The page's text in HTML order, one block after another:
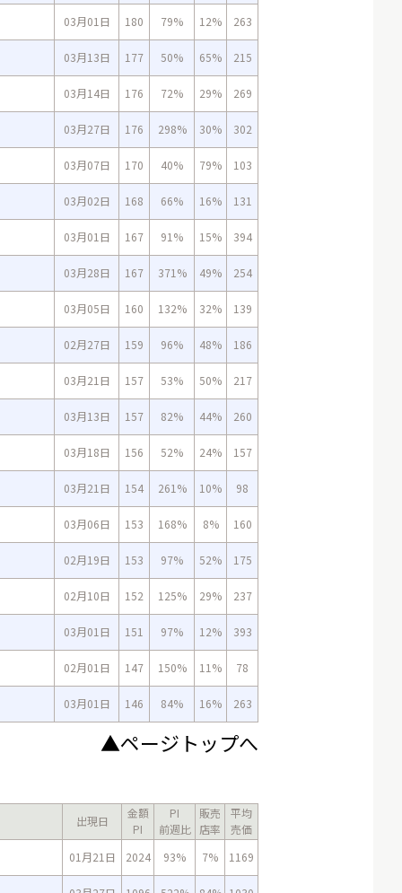
03月01日 180 79% 12% 263
03月13日 177 50% 65% 215
03月14日 176 72% 29% 269
03月27日 176 298% 30% 302
03月07日 170 40% 79% 103
03月02日 168 66% 16% 131
03月01日 167 91% 15% 394
03月28日 167 371% 49% 254
03月05日 160 132% 32% 139
02月27日 159 96% 48% 186
03月21日 157 53% 50% 217
03月13日 157 82% 44% 260
03月18日 156 52% 24% 157
03月21日 154 261% 10% 98
03月06日 153 168% 8% 160
02月19日 153 97% 52% 175
02月10日 152 125% 29% 237
03月01日 151 97% 12% 393
02月01日 147 150% 11% 78
03月01日 146 84% 16% 263
▲ページトップへ
出現日
金額
PI
PI
前週比
販売
店率
平均
売価
01月21日
2024 93% 7% 1169